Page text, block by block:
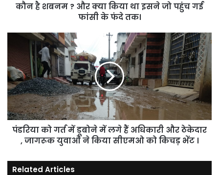
तक।
कौन है शबनम ? और क्या किया था इसने जो पहुंच गई
फांसी के फंदे तक।
में
डूबोने
में
लगे
हैं
अधिकारी
और
जागरूक
युवाओं
पंडरिया को गर्त में डूबोने में लगे हैं अधिकारी और ठेकेदार
, जागरूक युवाओं ने किया सीएमओ को किचड़ भेंट ।
Related Articles